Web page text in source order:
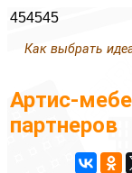
454545
Как выбрать
Артис-
партнеров